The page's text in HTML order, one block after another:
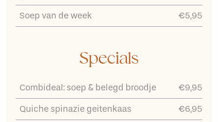
Soep van de week €5,95
Specials
Combideal: soep & belegd broodje €9,95
Quiche spinazie geitenkaas €6,95